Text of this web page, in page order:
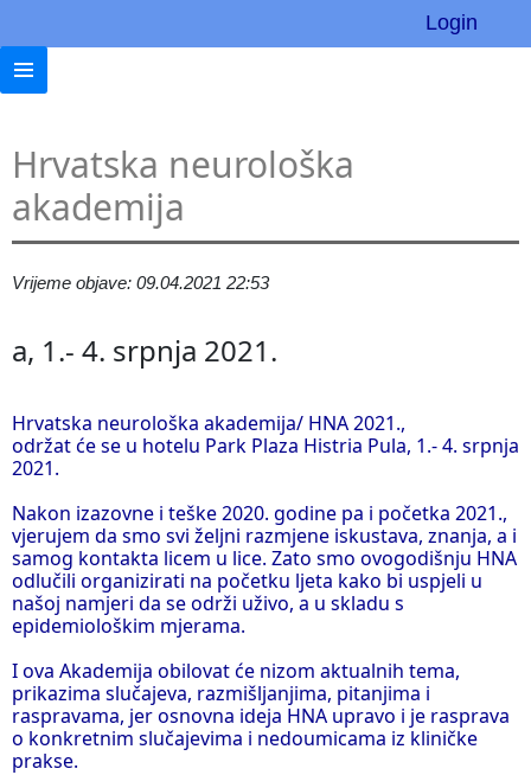
Login
Hrvatska neurološka
akademija
Vrijeme objave: 09.04.2021 22:53
a, 1.- 4. srpnja 2021.
Hrvatska neurološka akademija/ HNA 2021.,
održat će se u hotelu Park Plaza Histria Pula, 1.- 4. srpnja
2021.
Nakon izazovne i teške 2020. godine pa i početka 2021.,
vjerujem da smo svi željni razmjene iskustava, znanja, a i
samog kontakta licem u lice. Zato smo ovogodišnju HNA
odlučili organizirati na početku ljeta kako bi uspjeli u
našoj namjeri da se održi uživo, a u skladu s
epidemiološkim mjerama.
I ova Akademija obilovat će nizom aktualnih tema,
prikazima slučajeva, razmišljanjima, pitanjima i
raspravama, jer osnovna ideja HNA upravo i je rasprava
o konkretnim slučajevima i nedoumicama iz kliničke
prakse.